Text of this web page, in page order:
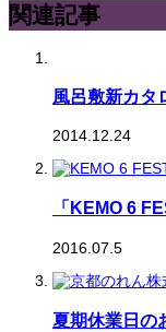
関連記事
風呂敷新カタ
2014.12.24
「KEMO 6
2016.07.5
夏期休業日の